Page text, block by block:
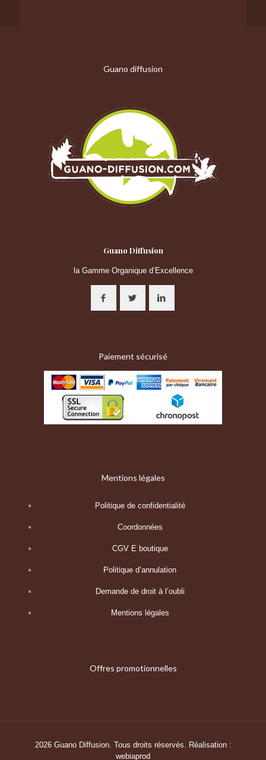
Guano diffusion
Guano Diffusion
la Gamme Organique d’Excellence
Paiement sécurisé
Mentions légales
Politique de confidentialité
Coordonnées
CGV E boutique
Politique d’annulation
Demande de droit à l’oubli
Mentions légales
Offres promotionnelles
2026 Guano Diffusion. Tous droits réservés. Réalisation :
webiaprod